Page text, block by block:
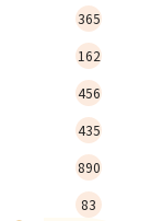
365
162
456
435
890
83